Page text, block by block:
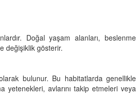
Doğal yaşam alanları, beslenme
değişiklik gösterir.
bulunur. Bu habitatlarda genellikle
yetenekleri, avlarını takip etmeleri veya